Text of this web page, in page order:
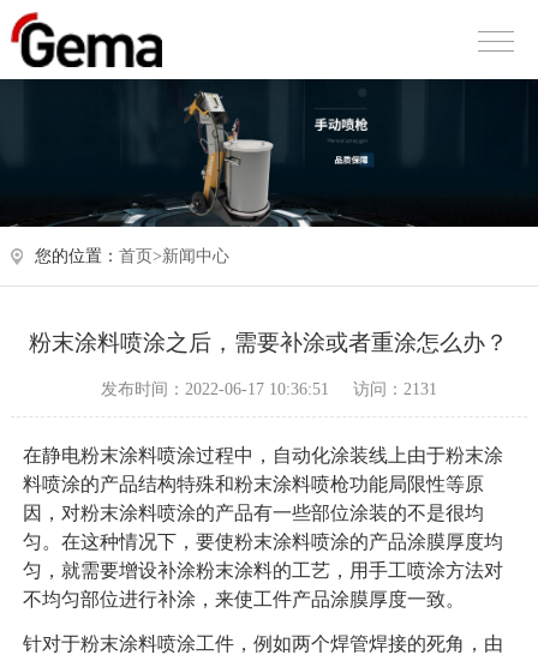
您的位置： 首页>新闻中心
粉末涂料喷涂之后，需要补涂或者重涂怎么办？
发布时间：2022-06-17 10:36:51 访问：2131
在静电粉末涂料喷涂过程中，自动化涂装线上由于粉末涂
料喷涂的产品结构特殊和粉末涂料喷枪功能局限性等原
因，对粉末涂料喷涂的产品有一些部位涂装的不是很均
匀。在这种情况下，要使粉末涂料喷涂的产品涂膜厚度均
匀，就需要增设补涂粉末涂料的工艺，用手工喷涂方法对
不均匀部位进行补涂，来使工件产品涂膜厚度一致。
针对于粉末涂料喷涂工件，例如两个焊管焊接的死角，由